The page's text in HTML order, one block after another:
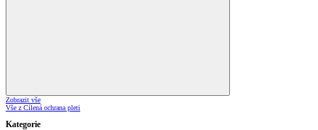
Zobrazit vše
Vše z Cílená ochrana pleti
Kategorie